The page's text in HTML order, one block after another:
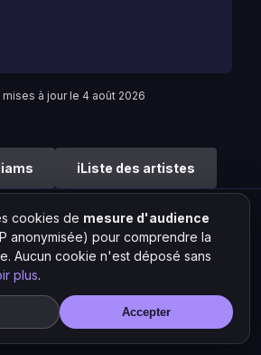
mises à jour le 4 août 2026
Liste des artistes
& musique urbaine
réservés ·Mentions légales·Gérer les
cookies de mesure d'audience
anonymisée) pour comprendre la
Aucun cookie n'est déposé sans
plus.
Accepter